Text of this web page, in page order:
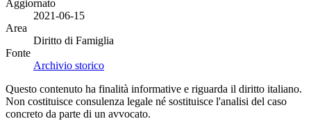
Aggiornato
2021-06-15
Area
Diritto di Famiglia
Fonte
Archivio storico
Questo contenuto ha finalità informative e riguarda il diritto italiano.
Non costituisce consulenza legale né sostituisce l'analisi del caso
concreto da parte di un avvocato.